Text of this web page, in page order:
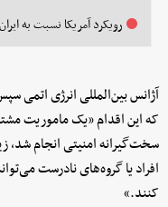
رویکرد آمریکا نسبت به
که این اقدام «یک ماموریت
سخت‌گیرانه امنیتی انجام شد،
افراد یا گروه‌های نادرست
کنند.»